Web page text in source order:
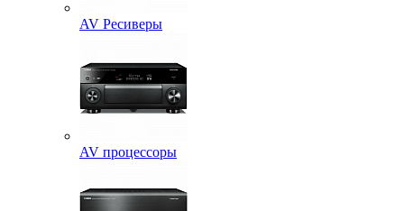
AV Ресиверы
AV процессоры